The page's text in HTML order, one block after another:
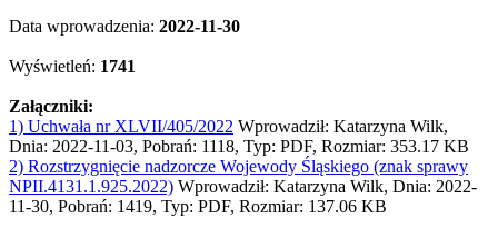
Data wprowadzenia: 2022-11-30
Wyświetleń: 1741
Załączniki:
1) Uchwała nr XLVII/405/2022 Wprowadził: Katarzyna Wilk,
Dnia: 2022-11-03, Pobrań: 1118, Typ: PDF, Rozmiar: 353.17 KB
2) Rozstrzygnięcie nadzorcze Wojewody Śląskiego (znak sprawy
NPII.4131.1.925.2022) Wprowadził: Katarzyna Wilk, Dnia: 2022-
11-30, Pobrań: 1419, Typ: PDF, Rozmiar: 137.06 KB